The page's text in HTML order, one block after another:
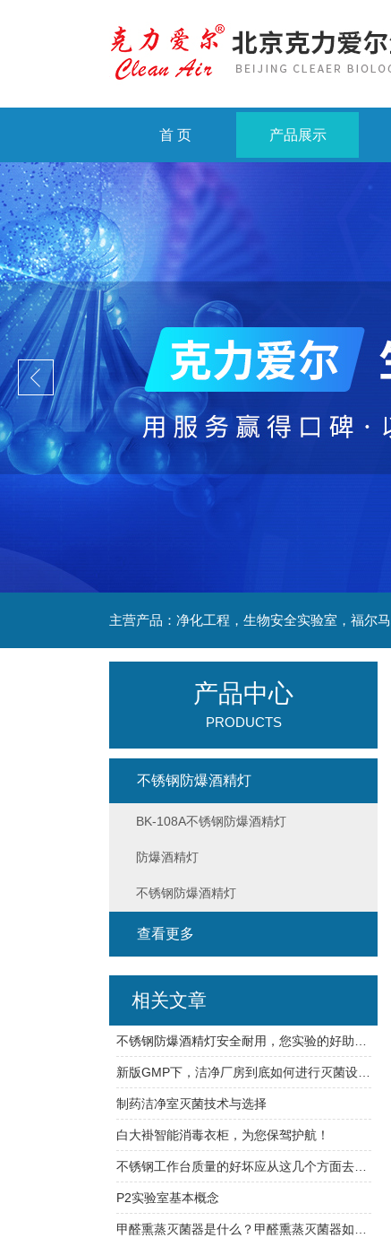
首 页 产品展示
产品中心
PRODUCTS
不锈钢防爆酒精灯
BK-108A不锈钢防爆酒精灯
防爆酒精灯
不锈钢防爆酒精灯
查看更多
相关文章
新版GMP下，洁净厂房到底如何进行灭菌设计？
制药洁净室灭菌技术与选择
白大褂智能消毒衣柜，为您保驾护航！
不锈钢工作台质量的好坏应从这几个方面去判断
P2实验室基本概念